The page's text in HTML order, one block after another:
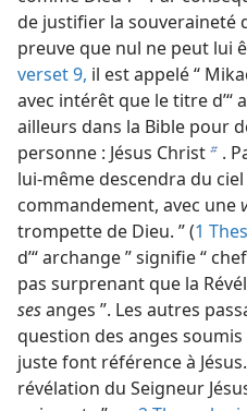
de justifier la souveraineté
preuve que nul ne peut lui
verset 9, il est appelé “
avec intérêt que le titre d’“
ailleurs dans la Bible pour
personne : Jésus Christb .
lui-​même descendra du
commandement, avec une
trompette de Dieu. ” (1
d’“ archange ” signifie “
pas surprenant que la
sesanges ”. Les autres
question des anges
juste font référence à
révélation du Seigneur